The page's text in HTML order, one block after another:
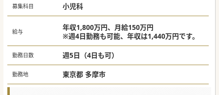
ます。
募集科目 小児科
給与
年収1,800万円、月給150万円
※週4日勤務も可能、年収は1,440万円です。
勤務日数 週5日（4日も可）
勤務地 東京都 多摩市